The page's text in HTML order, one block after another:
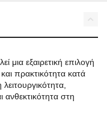
μια εξαιρετική επιλογή
πρακτικότητα κατά
ανθεκτικότητα στη